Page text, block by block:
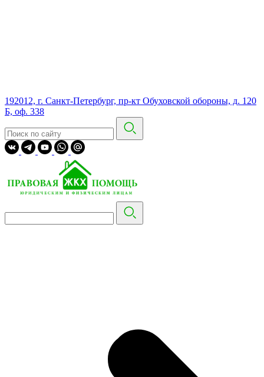
192012, г. Санкт-Петербург, пр-кт Обуховской обороны, д. 120
Б, оф. 338